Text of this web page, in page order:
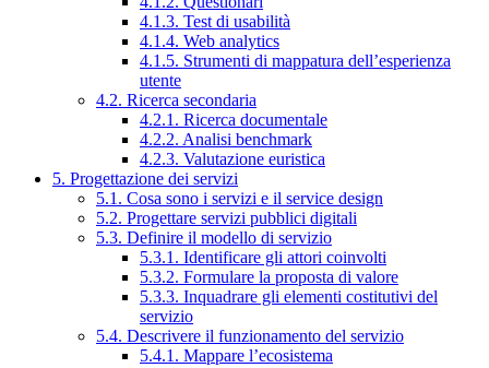
4.1.3. Test di usabilità
4.1.4. Web analytics
4.1.5. Strumenti di mappatura dell’esperienza
utente
4.2. Ricerca secondaria
4.2.1. Ricerca documentale
4.2.2. Analisi benchmark
4.2.3. Valutazione euristica
5. Progettazione dei servizi
5.1. Cosa sono i servizi e il service design
5.2. Progettare servizi pubblici digitali
5.3. Definire il modello di servizio
5.3.1. Identificare gli attori coinvolti
5.3.2. Formulare la proposta di valore
5.3.3. Inquadrare gli elementi costitutivi del
servizio
5.4. Descrivere il funzionamento del servizio
5.4.1. Mappare l’ecosistema